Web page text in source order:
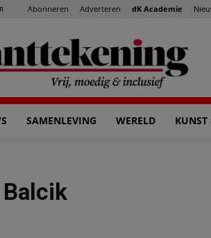
Abonneren Adverteren dK Academie
SAMENLEVING WERELD